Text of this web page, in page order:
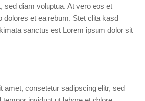
sed diam voluptua. At vero eos et
dolores et ea rebum. Stet clita kasd
sanctus est Lorem ipsum dolor sit
amet, consetetur sadipscing elitr, sed